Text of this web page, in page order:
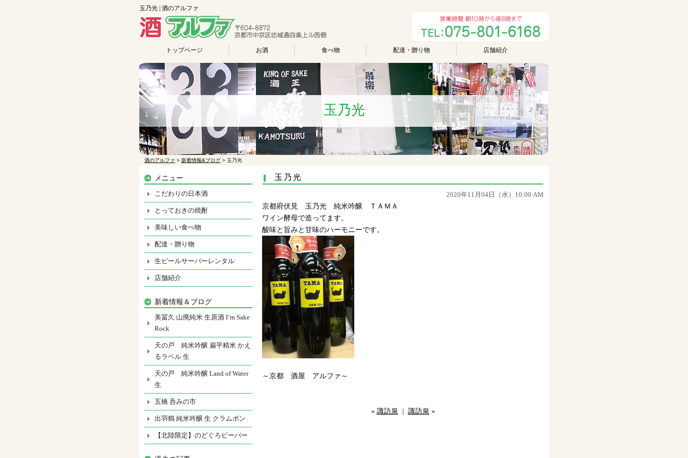
玉乃光 | 酒のアルファ
トップページ お酒 食べ物 配達・贈り物 店舗紹介
玉乃光
酒のアルファ > 新着情報&ブログ > 玉乃光
玉乃光
2020年11月04日（水）10:00 AM
京都府伏見 玉乃光 純米吟醸 ＴＡＭＡ
ワイン酵母で造ってます。
酸味と旨みと甘味のハーモニーです。
～京都 酒屋 アルファ～
« 諏訪泉 諏訪泉 »
メニュー
こだわりの日本酒
とっておきの焼酎
美味しい食べ物
配達・贈り物
生ビールサーバーレンタル
店舗紹介
新着情報＆ブログ
美冨久 山廃純米 生原酒 I’m Sake
Rock
天の戸 純米吟醸 扁平精米 かえ
るラベル 生
天の戸 純米吟醸 Land of Water
生
五橋 呑みの市
出羽鶴 純米吟醸 生 クラムボン
【北陸限定】のどぐろビーバー